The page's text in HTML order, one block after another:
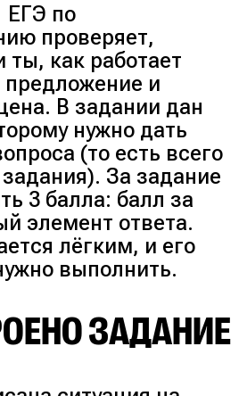
по
проверяет,
как работает
и
В задании дан
нужно дать
(то есть всего
За задание
3 балла: балл за
элемент ответа.
лёгким, и его
выполнить.
ЗАДАНИЕ